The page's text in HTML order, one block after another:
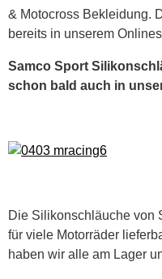
& Motocross Bekleidung.
bereits in unserem
Samco Sport
schon bald auch in
Die Silikonschläuche von
für viele Motorräder
haben wir alle am Lager